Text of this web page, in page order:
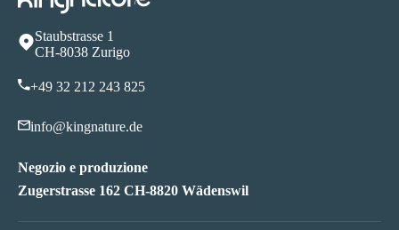
Staubstrasse 1
CH-8038 Zurigo
+49 32 212 243 825
info@kingnature.de
Negozio e produzione
Zugerstrasse 162 CH-8820 Wädenswil